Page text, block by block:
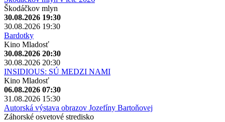
Škodáčkov mlyn
30.08.2026 19:30
30.08.2026 19:30
Bardotky
Kino Mladosť
30.08.2026 20:30
30.08.2026 20:30
INSIDIOUS: SÚ MEDZI NAMI
Kino Mladosť
06.08.2026 07:30
31.08.2026 15:30
Autorská výstava obrazov Jozefíny Bartoňovej
Záhorské osvetové stredisko